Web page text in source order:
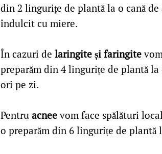
din 2 lingurițe de plantă la o cană de
îndulcit cu miere.
În cazuri de laringite și faringite
preparăm din 4 lingurițe de plantă la
ori pe zi.
Pentru acneevom face spălături
o preparăm din 6 lingurițe de plantă